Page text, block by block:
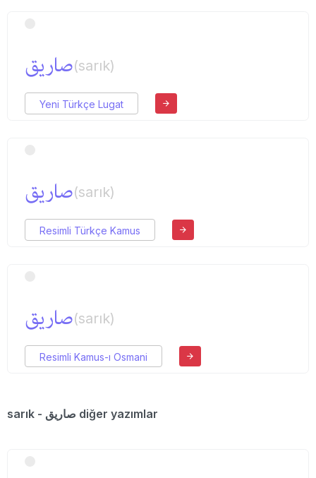
صاریق(sarık)
Yeni Türkçe Lugat
صاریق(sarık)
Resimli Türkçe Kamus
صاریق(sarık)
Resimli Kamus-ı Osmani
sarık - صاریق diğer yazımlar